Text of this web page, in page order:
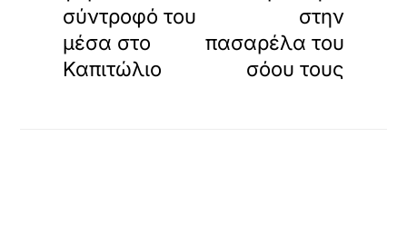
σύντροφό του
μέσα στο
Καπιτώλιο
στην
πασαρέλα του
σόου τους